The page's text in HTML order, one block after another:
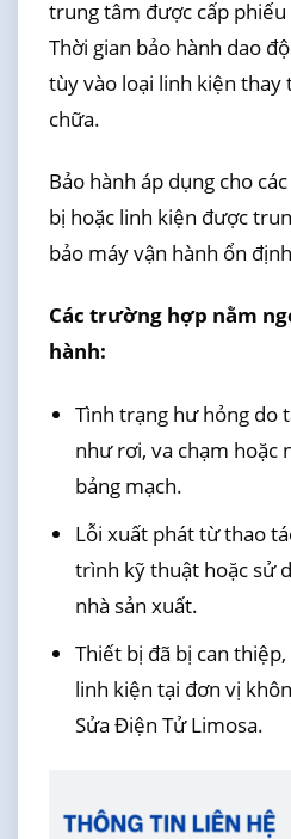
trung tâm được cấp
Thời gian bảo hành dao
tùy vào loại linh kiện thay
chữa.
Bảo hành áp dụng cho
bị hoặc linh kiện được
bảo máy vận hành ổn
Các trường hợp nằm
hành:
Tình trạng hư hỏng do
như rơi, va chạm hoặc
bảng mạch.
Lỗi xuất phát từ thao
trình kỹ thuật hoặc sử
nhà sản xuất.
Thiết bị đã bị can
linh kiện tại đơn vị
Sửa Điện Tử Limosa.